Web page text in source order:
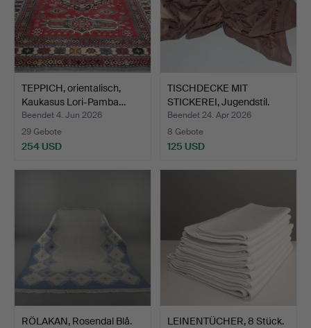
TEPPICH, orientalisch,
Kaukasus Lori-Pamba…
Beendet 4. Jun 2026
29 Gebote
254 USD
TISCHDECKE MIT
STICKEREI, Jugendstil.
Beendet 24. Apr 2026
8 Gebote
125 USD
RÖLAKAN, Rosendal Blå. LEINENTÜCHER, 8 Stück.